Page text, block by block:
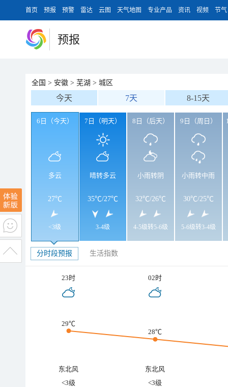
首页 预报 预警 雷达 云图 天气地图 专业产品 资讯 视频 节气
预报
全国 > 安徽 > 芜湖 > 城区
今天 7天 8-15天
6日（今天）
多云
27℃
<3级
7日（明天）
晴转多云
35℃/27℃
3-4级
8日（后天）
小雨转阴
32℃/26℃
4-5级转5-6级
9日（周日）
小雨转中雨
30℃/25℃
5-6级转3-4级
分时段预报 生活指数
23时 02时
29℃
28℃
东北风
东北风
<3级
<3级